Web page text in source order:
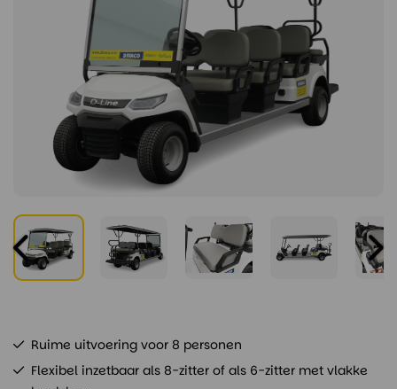
Ruime uitvoering voor 8 personen
Flexibel inzetbaar als 8-zitter of als 6-zitter met vlakke